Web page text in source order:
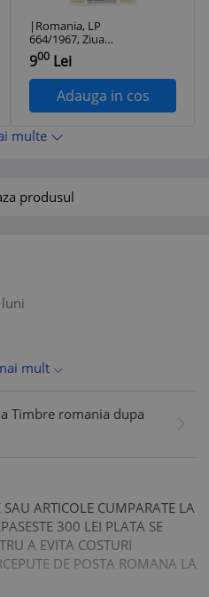
|Romania, LP
664/1967, Ziua
marcii postale
romanesti, straif de
4 timbre, MNH
900 Lei
Adauga in cos
multe
produsul
mult
Timbre romania dupa
ARTICOLE CUMPARATE LA
300 LEI PLATA SE
A EVITA COSTURI
DE POSTA ROMANA LA